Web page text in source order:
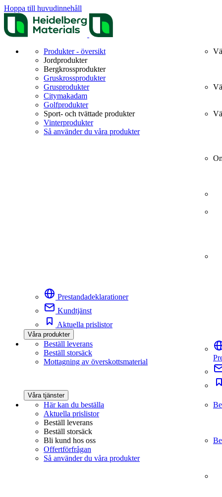
Hoppa till huvudinnehåll
Produkter - översikt
Jordprodukter
Bergkrossprodukter
Gruskrossprodukter
Grusprodukter
Citymakadam
Golfprodukter
Sport- och tvättade produkter
Vinterprodukter
Så använder du våra produkter
Prestandadeklarationer
Kundtjänst
Aktuella prislistor
Våra produkter
Beställ leverans
Beställ storsäck
Mottagning av överskottsmaterial
Våra tjänster
Här kan du beställa
Aktuella prislistor
Beställ leverans
Beställ storsäck
Bli kund hos oss
Offertförfrågan
Så använder du våra produkter